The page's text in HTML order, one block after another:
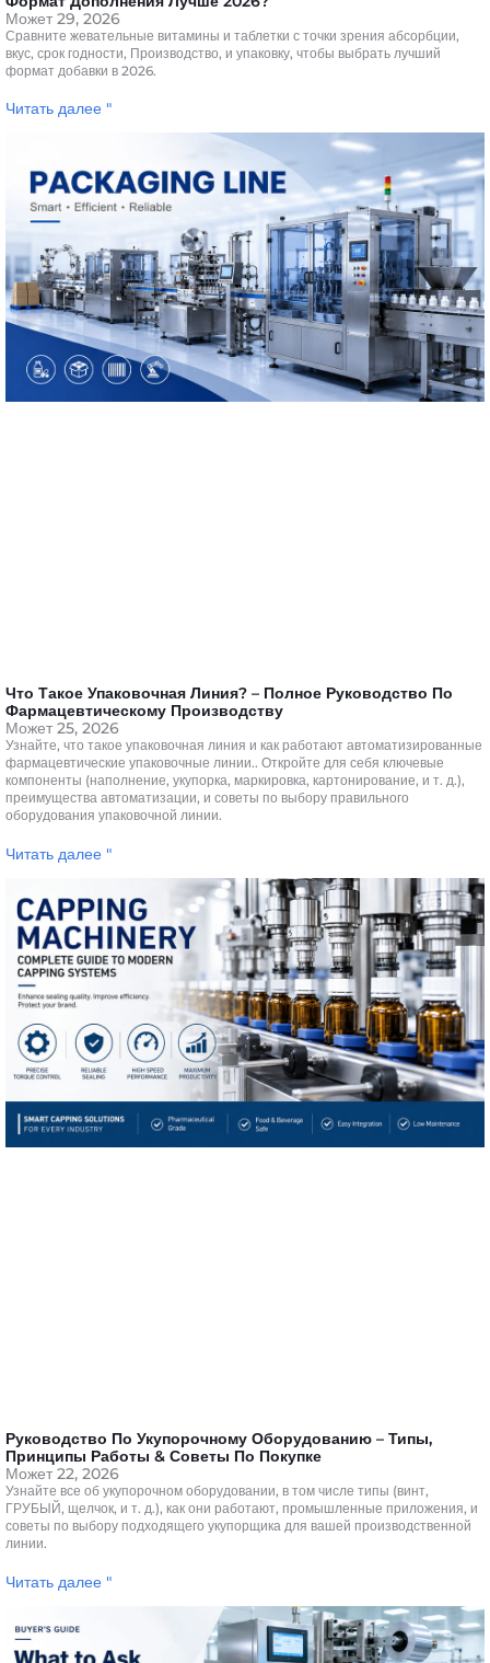
Может 29, 2026
Сравните жевательные витамины и таблетки с точки зрения абсорбции,
вкус, срок годности, Производство, и упаковку, чтобы выбрать лучший
формат добавки в 2026.
Читать далее "
Что Такое Упаковочная Линия? – Полное Руководство По
Фармацевтическому Производству
Может 25, 2026
Узнайте, что такое упаковочная линия и как работают автоматизированные
фармацевтические упаковочные линии.. Откройте для себя ключевые
компоненты (наполнение, укупорка, маркировка, картонирование, и т. д.),
преимущества автоматизации, и советы по выбору правильного
оборудования упаковочной линии.
Читать далее "
Руководство По Укупорочному Оборудованию – Типы,
Принципы Работы & Советы По Покупке
Может 22, 2026
Узнайте все об укупорочном оборудовании, в том числе типы (винт,
ГРУБЫЙ, щелчок, и т. д.), как они работают, промышленные приложения, и
советы по выбору подходящего укупорщика для вашей производственной
линии.
Читать далее "